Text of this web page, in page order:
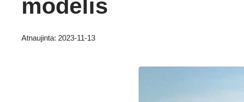
modelis
Atnaujinta: 2023-11-13